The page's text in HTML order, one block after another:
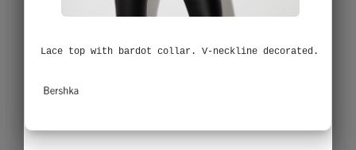
Lace top with bardot collar. V-neckline decorated.